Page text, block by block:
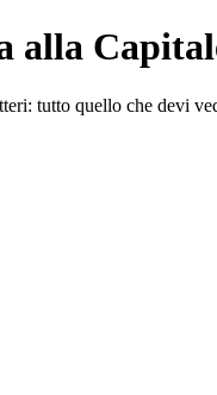
alla
tutto quello che devi